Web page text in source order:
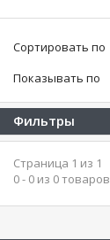
Сортировать по
Показывать по
Фильтры
Страница 1 из 1
0 - 0 из 0 товаров